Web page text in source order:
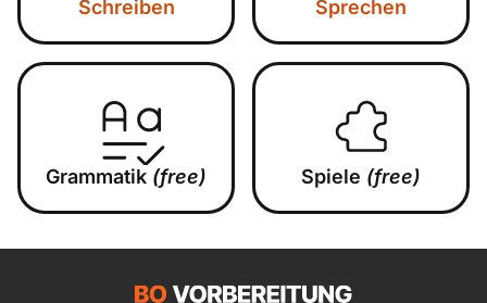
Schreiben
Sprechen
Grammatik (free) Spiele (free)